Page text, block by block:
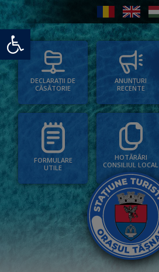
Deschide bara de unelte
DECLARAȚII DE
CĂSĂTORIE
ANUNȚURI
RECENTE
FORMULARE
UTILE
HOTĂRÂRI
CONSILIUL LOCAL